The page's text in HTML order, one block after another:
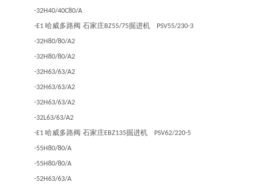
-32H40/40C80/A
-E1哈威多路阀 石家庄BZ55/75掘进机
PSV55/230-3
-32H80/80/A2
-32H80/80/A2
-32H63/63/A2
-32H63/63/A2
-32H63/63/A2
-32L63/63/A2
-E1哈威多路阀 石家庄EBZ135掘进机
PSV62/220-5
-55H80/80/A
-55H80/80/A
-52H63/63/A